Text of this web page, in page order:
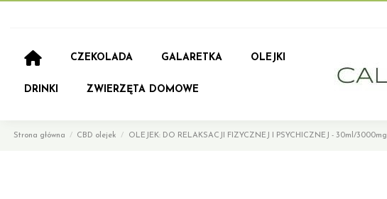
CZEKOLADA GALARETKA OLEJKI
DRINKI ZWIERZĘTA DOMOWE
Strona główna CBD olejek OLEJEK: DO RELAKSACJI FIZYCZNEJ I PSYCHICZNEJ - 30ml/3000mg